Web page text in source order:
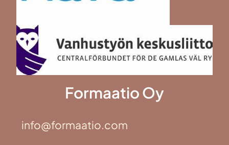
Formaatio Oy
info@formaatio.com